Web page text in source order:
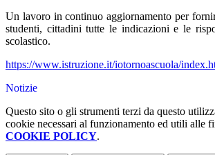
Un lavoro in continuo aggiornamento per
studenti, cittadini tutte le indicazioni e le
scolastico.
https://www.istruzione.it/iotornoascuola/
Notizie
Questo sito o gli strumenti terzi da questo
cookie necessari al funzionamento ed utili alle
COOKIE POLICY.